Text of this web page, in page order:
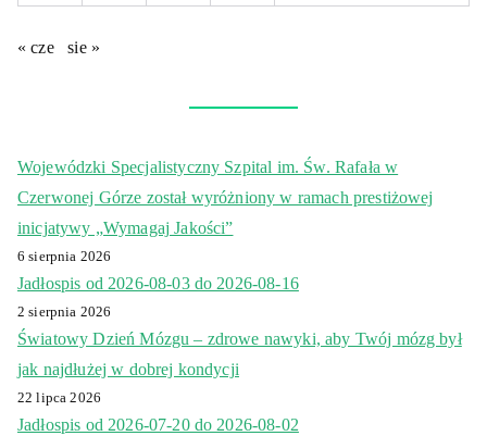
« cze sie »
Wojewódzki Specjalistyczny Szpital im. Św. Rafała w
Czerwonej Górze został wyróżniony w ramach prestiżowej
inicjatywy „Wymagaj Jakości”
6 sierpnia 2026
Jadłospis od 2026-08-03 do 2026-08-16
2 sierpnia 2026
Światowy Dzień Mózgu – zdrowe nawyki, aby Twój mózg był
jak najdłużej w dobrej kondycji
22 lipca 2026
Jadłospis od 2026-07-20 do 2026-08-02